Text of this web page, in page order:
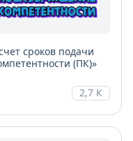
сроков подачи
(ПК)»
2,7 К